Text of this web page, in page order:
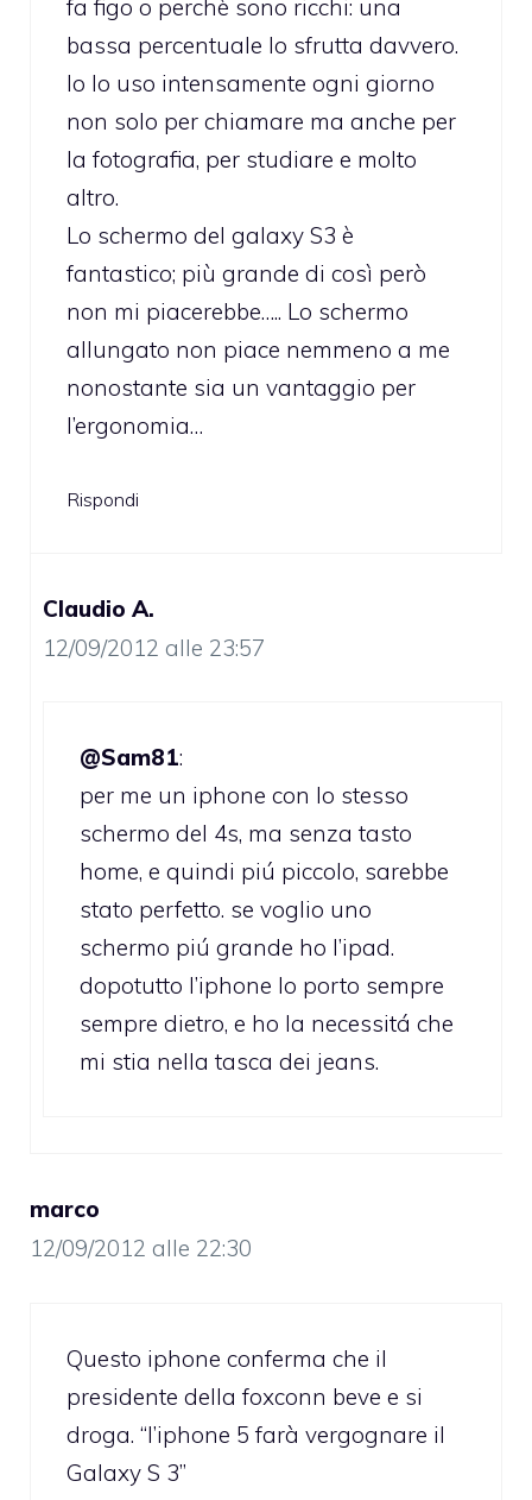
fa figo o perchè sono ricchi: una
bassa percentuale lo sfrutta davvero.
Io lo uso intensamente ogni giorno
non solo per chiamare ma anche per
la fotografia, per studiare e molto
altro.
Lo schermo del galaxy S3 è
fantastico; più grande di così però
non mi piacerebbe….. Lo schermo
allungato non piace nemmeno a me
nonostante sia un vantaggio per
l’ergonomia…
Rispondi
Claudio A.
12/09/2012 alle 23:57
@Sam81:
per me un iphone con lo stesso
schermo del 4s, ma senza tasto
home, e quindi piú piccolo, sarebbe
stato perfetto. se voglio uno
schermo piú grande ho l’ipad.
dopotutto l’iphone lo porto sempre
sempre dietro, e ho la necessitá che
mi stia nella tasca dei jeans.
marco
12/09/2012 alle 22:30
Questo iphone conferma che il
presidente della foxconn beve e si
droga. “l’iphone 5 farà vergognare il
Galaxy S 3”